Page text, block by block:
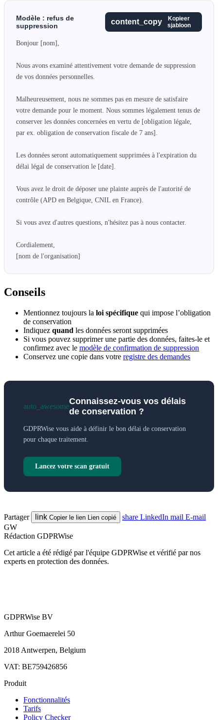
Modèle : refus de
suppression
content_copy
Kopieer
sjabloon
Bonjour [nom],
Nous avons examiné attentivement votre demande de suppression
de vos données personnelles.
Malheureusement, nous ne sommes pas en mesure de satisfaire
votre demande pour le moment. Nous sommes légalement tenus de
conserver les données concernées en vertu de [obligation légale,
par ex. obligation de conservation fiscale de 7 ans].
Les données seront automatiquement supprimées à l'expiration du
délai légal de conservation le [date].
Vous avez le droit de déposer une plainte auprès de l'autorité de
contrôle (APD en Belgique, CNIL en France).
Si vous avez d'autres questions, n'hésitez pas à nous contacter.
Cordialement,
[nom de l'organisation]
Conseils
Mentionnez toujours la loi spécifique qui impose l’obligation
de conservation
Indiquez quand les données seront supprimées
Si vous pouvez supprimer une partie des données, faites-le et
confirmez avec le modèle de confirmation de suppression
Conservez une copie dans votre registre des demandes
auto_awesome
Connaissez-vous vos délais
de conservation ?
GDPRWise vous aide à définir le bon délai de conservation
pour chaque traitement.
Lancez votre scan gratuit
Partager link Copier le lien Lien copié share LinkedIn mail E-mail
GW
Rédaction GDPRWise
Cet article a été rédigé par l'équipe GDPRWise et vérifié par nos
experts en protection des données.
GDPRWise BV
Arthur Goemaerelei 50
2018 Antwerpen, Belgium
VAT: BE759426856
Produit
Fonctionnalités
Tarifs
Policy Checker